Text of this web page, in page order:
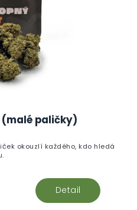
paličky)
Detail
okouzlí každého, kdo hledá